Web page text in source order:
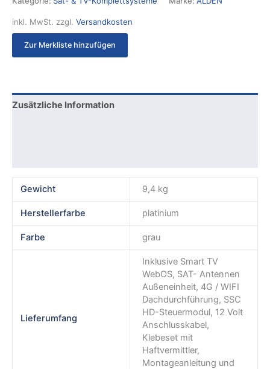
inkl. MwSt. zzgl. Versandkosten
Zur Merkliste hinzufügen
Zusätzliche Information
Gewicht 9,4 kg
Herstellerfarbe platinium
Farbe grau
Lieferumfang
Inklusive Smart TV
WebOS, SAT- Antennen
Außeneinheit, 4G / WIFI
Dachdurchführung, SSC
HD-Steuermodul, 12 Volt
Anschlusskabel,
Klebeset mit
Haftvermittler,
Montageanleitung und